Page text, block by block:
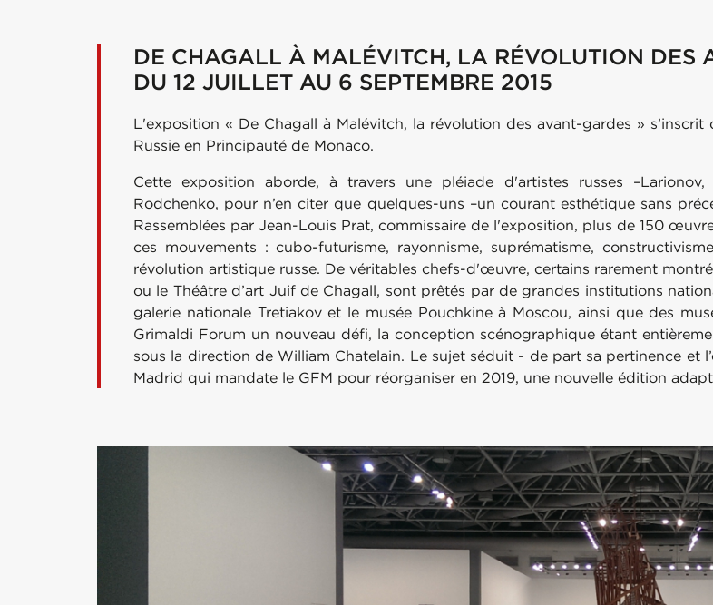
DE CHAGALL À MALÉVITCH, LA RÉVOLUTION DES
DU 12 JUILLET AU 6 SEPTEMBRE 2015
L'exposition « De Chagall à Malévitch, la révolution des avant-gardes »
Russie en Principauté de Monaco.
Cette exposition aborde, à travers une pléiade d'artistes russes –Larionov,
Rodchenko, pour n’en citer que quelques-uns –un courant esthétique sans
Rassemblées par Jean-Louis Prat, commissaire de l'exposition, plus de 150
ces mouvements : cubo-futurisme, rayonnisme, suprématisme,
révolution artistique russe. De véritables chefs-d'œuvre, certains rarement
ou le Théâtre d’art Juif de Chagall, sont prêtés par de grandes institutions
galerie nationale Tretiakov et le musée Pouchkine à Moscou, ainsi que des
Grimaldi Forum un nouveau défi, la conception scénographique étant
sous la direction de William Chatelain. Le sujet séduit - de part sa pertinence
Madrid qui mandate le GFM pour réorganiser en 2019, une nouvelle édition